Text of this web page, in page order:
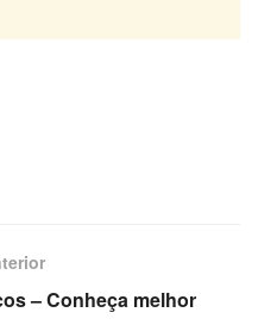
– Conheça melhor